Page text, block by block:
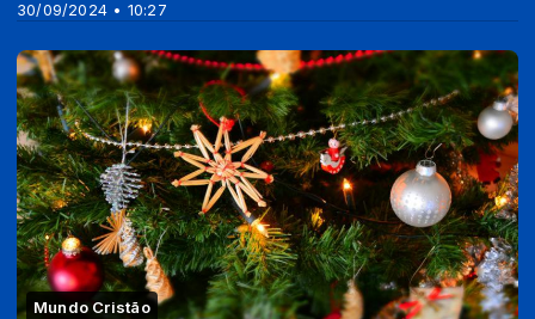
30/09/2024 • 10:27
Mundo Cristão